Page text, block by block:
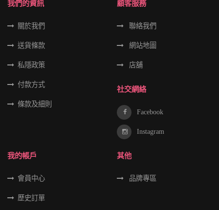
我們的資訊
關於我們
送貨條款
私隱政策
付款方式
條款及細則
顧客服務
聯絡我們
網站地圖
店舖
社交網絡
Facebook
Instagram
我的帳戶
會員中心
歷史訂單
其他
品牌專區